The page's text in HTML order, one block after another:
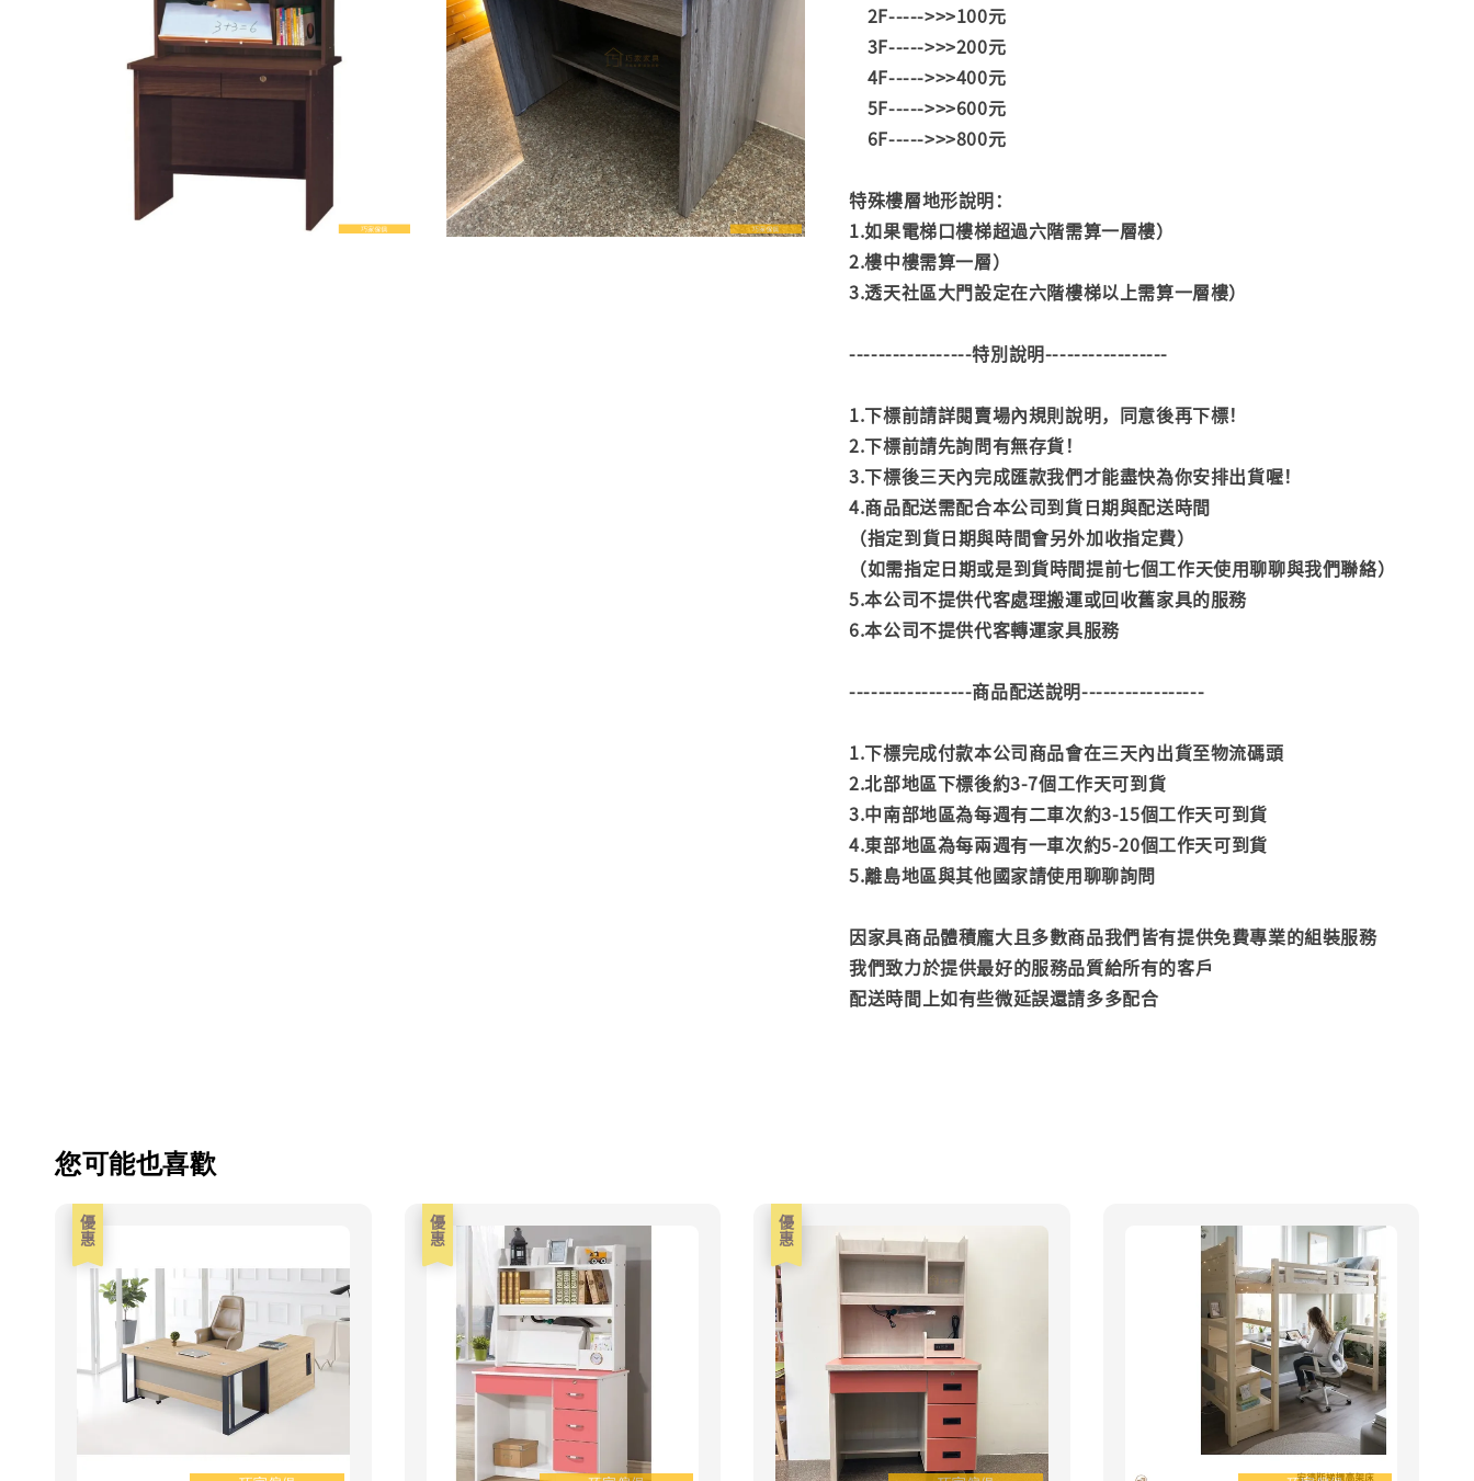
2F----->>>100元
3F----->>>200元
4F----->>>400元
5F----->>>600元
6F----->>>800元
特殊樓層地形說明：
1.如果電梯口樓梯超過六階需算一層樓）
2.樓中樓需算一層）
3.透天社區大門設定在六階樓梯以上需算一層樓）
-----------------特別說明-----------------
1.下標前請詳閱賣場內規則說明，同意後再下標！
2.下標前請先詢問有無存貨！
3.下標後三天內完成匯款我們才能盡快為你安排出貨喔！
4.商品配送需配合本公司到貨日期與配送時間
（指定到貨日期與時間會另外加收指定費）
（如需指定日期或是到貨時間提前七個工作天使用聊聊與我們聯絡）
5.本公司不提供代客處理搬運或回收舊家具的服務
6.本公司不提供代客轉運家具服務
-----------------商品配送說明-----------------
1.下標完成付款本公司商品會在三天內出貨至物流碼頭
2.北部地區下標後約3-7個工作天可到貨
3.中南部地區為每週有二車次約3-15個工作天可到貨
4.東部地區為每兩週有一車次約5-20個工作天可到貨
5.離島地區與其他國家請使用聊聊詢問
因家具商品體積龐大且多數商品我們皆有提供免費專業的組裝服務
我們致力於提供最好的服務品質給所有的客戶
配送時間上如有些微延誤還請多多配合
您可能也喜歡
優惠 優惠 優惠